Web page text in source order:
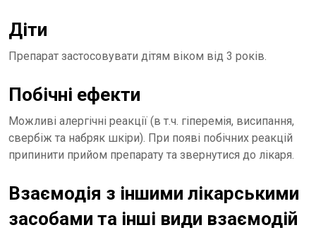
Діти
Препарат застосовувати дітям віком від 3 років.
Побічні ефекти
Можливі алергічні реакції (в т.ч. гіперемія, висипання,
свербіж та набряк шкіри). При появі побічних реакцій
припинити прийом препарату та звернутися до лікаря.
Взаємодія з іншими лікарськими
засобами та інші види взаємодій